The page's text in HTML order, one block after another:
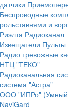
датчики
Беспроводные
рольставнями и
Риэлта Радиоканал
Извещатели
Радио тревожные
НТЦ "ТЕКО"
Радиоканальная
система "Астра"
ООО "ИПРо" (Умный
NaviGard